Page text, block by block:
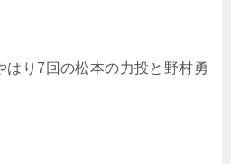
はり7回の松本の力投と野村勇